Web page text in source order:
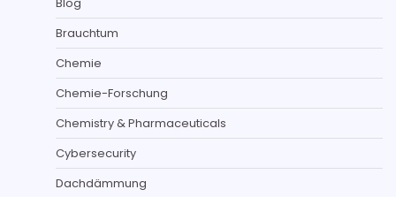
Brauchtum
Chemie
Chemie-Forschung
Chemistry & Pharmaceuticals
Cybersecurity
Dachdämmung